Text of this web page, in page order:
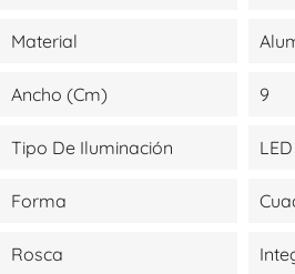
Material
Ancho (cm) 9
Tipo De Iluminación LED
Forma
Rosca